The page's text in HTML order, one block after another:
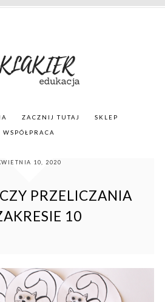
ZACZNIJ TUTAJ SKLEP
WSPÓŁPRACA
10, 2020
PRZELICZANIA
10